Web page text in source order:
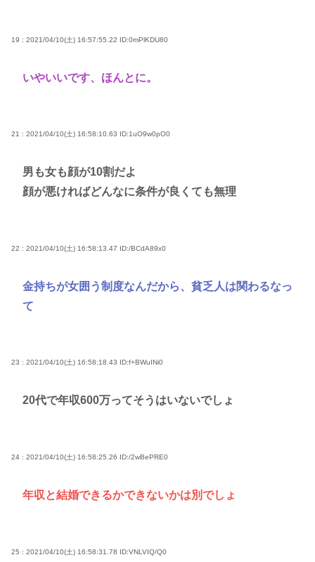
19 : 2021/04/10(土) 16:57:55.22 ID:0mPlKDU80
いやいいです、ほんとに。
21 : 2021/04/10(土) 16:58:10.63 ID:1uO9w0pO0
男も女も顔が10割だよ
顔が悪ければどんなに条件が良くても無理
22 : 2021/04/10(土) 16:58:13.47 ID:/BCdA89x0
金持ちが女囲う制度なんだから、貧乏人は関わるなっ
て
23 : 2021/04/10(土) 16:58:18.43 ID:f+BWuINi0
20代で年収600万ってそうはいないでしょ
24 : 2021/04/10(土) 16:58:25.26 ID:/2wBePRE0
年収と結婚できるかできないかは別でしょ
25 : 2021/04/10(土) 16:58:31.78 ID:VNLVIQ/Q0